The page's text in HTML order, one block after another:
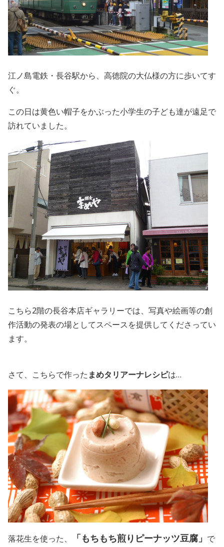
江ノ島電鉄・長谷駅から、高徳院の大仏様の方に歩いてす
ぐ。
この日は黄色い帽子をかぶった小学生の子ども達が遠足で
訪れていました。
こちら2階の長谷本店ギャラリーでは、写真や絵画等の創
作活動の発表の場としてスペースを提供してくださってい
ます。
さて、こちらで作った まめタリアーナレシピは…
落花生を使った、 「もちもち煎りピーナッツ豆腐」 で